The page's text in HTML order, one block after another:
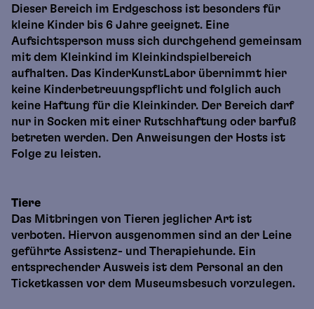
Dieser Bereich im Erdgeschoss ist besonders für
kleine Kinder bis 6 Jahre geeignet. Eine
Aufsichtsperson muss sich durchgehend gemeinsam
mit dem Kleinkind im Kleinkindspielbereich
aufhalten. Das KinderKunstLabor übernimmt hier
keine Kinderbetreuungspflicht und folglich auch
keine Haftung für die Kleinkinder. Der Bereich darf
nur in Socken mit einer Rutschhaftung oder barfuß
betreten werden. Den Anweisungen der Hosts ist
Folge zu leisten.
Tiere
Das Mitbringen von Tieren jeglicher Art ist
verboten. Hiervon ausgenommen sind an der Leine
geführte Assistenz- und Therapiehunde. Ein
entsprechender Ausweis ist dem Personal an den
Ticketkassen vor dem Museumsbesuch vorzulegen.